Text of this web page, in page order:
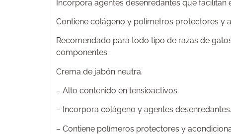
Incorpora agentes desenredantes que
Contiene colágeno y polímetros protectores y
Recomendado para todo tipo de razas de
componentes.
Crema de jabón neutra.
– Alto contenido en tensioactivos.
– Incorpora colágeno y agentes desenredantes.
– Contiene polímeros protectores y